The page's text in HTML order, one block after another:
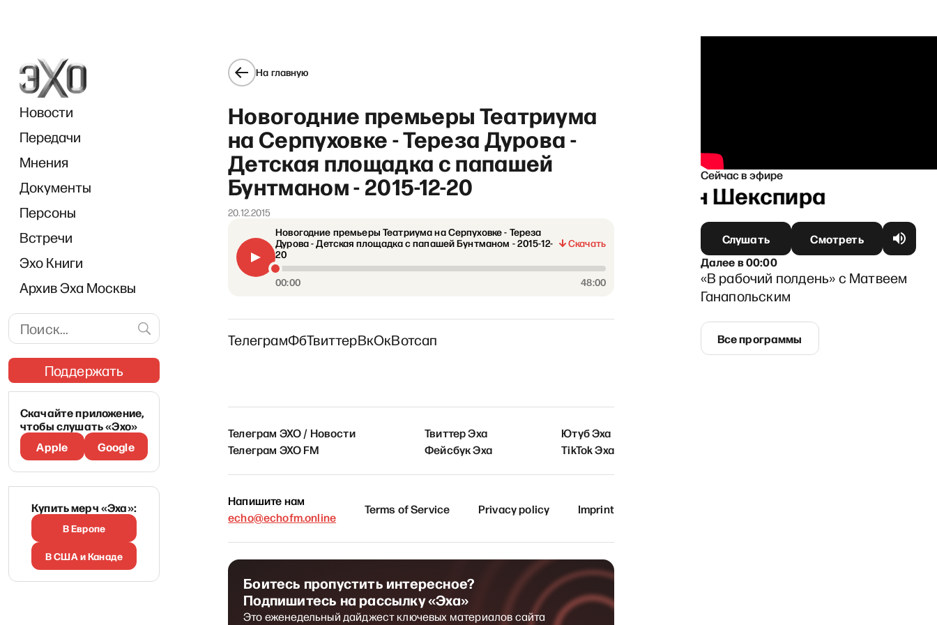
Новости
Передачи
Мнения
Документы
Персоны
Встречи
Эхо Книги
Архив Эха Москвы
Поддержать
Скачайте приложение,
чтобы слушать «Эхо»
Apple
Google
Купить мерч «Эха»:
В Европе
В США и Канаде
На главную
Новогодние премьеры Театриума
на Серпуховке - Тереза Дурова -
Детская площадка с папашей
Бунтманом - 2015-12-20
20.12.2015
Новогодние премьеры Театриума на Серпуховке - Тереза
Дурова - Детская площадка с папашей Бунтманом - 2015-12-
20
Скачать
00:00 48:00
ТелеграмФбТвиттерВкОкВотсап
Телеграм ЭХО / Новости
Телеграм ЭХО FM
Твиттер Эха
Фейсбук Эха
Ютуб Эха
TikTok Эха
Напишите нам
echo@echofm.online
Terms of Service Privacy policy Imprint
Боитесь пропустить интересное?
Подпишитесь на рассылку «Эха»
Это еженедельный дайджест ключевых материалов сайта
Сейчас в эфире
«Один» с Дмитрием Быковым: Феномен Шекспира
Слушать
Смотреть
Далеев00:00
«В рабочий полдень» с Матвеем
Ганапольским
Все программы